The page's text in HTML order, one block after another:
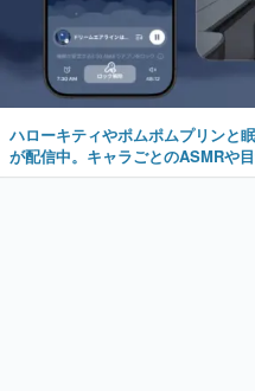
ハローキティやポムポムプリンと
が配信中。キャラごとのASMRや